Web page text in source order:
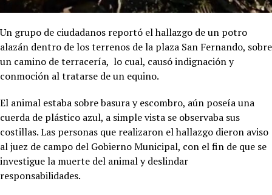
Un grupo de ciudadanos reportó el hallazgo de un potro
alazán dentro de los terrenos de la plaza San Fernando, sobre
un camino de terracería, lo cual, causó indignación y
conmoción al tratarse de un equino.
El animal estaba sobre basura y escombro, aún poseía una
cuerda de plástico azul, a simple vista se observaba sus
costillas. Las personas que realizaron el hallazgo dieron aviso
al juez de campo del Gobierno Municipal, con el fin de que se
investigue la muerte del animal y deslindar
responsabilidades.